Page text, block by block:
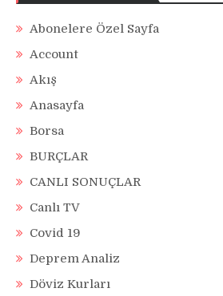
Abonelere Özel Sayfa
Account
Akış
Anasayfa
Borsa
BURÇLAR
CANLI SONUÇLAR
Canlı TV
Covid 19
Deprem Analiz
Döviz Kurları